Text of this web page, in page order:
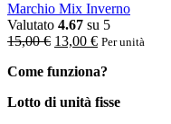
Marchio Mix Inverno
Valutato 4.67 su 5
15,00€ 13,00 € Per unità
Come funziona?
Lotto di unità fisse